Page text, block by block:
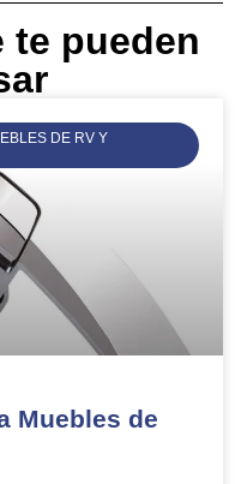
te pueden
DE RV Y
Muebles de